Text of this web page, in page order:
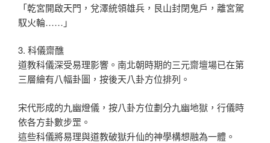
「乾宮開啟天門，兌澤統領雄兵，艮山封閉鬼戶，離宮駕
馭火輪……」
3. 科儀齋醮
道教科儀深受易理影響。南北朝時期的三元齋壇場已在第
三層繪有八幅卦圖，按後天八卦方位排列。
宋代形成的九幽燈儀，按八卦方位劃分九幽地獄，行儀時
依各方卦數步罡。
這些科儀將易理與道教破獄升仙的神學構想融為一體。